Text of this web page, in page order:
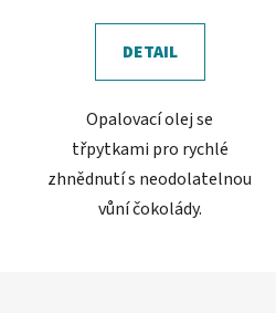
z
DETAIL
Opalovací olej se
třpytkami pro rychlé
zhnědnutí s neodolatelnou
vůní čokolády.